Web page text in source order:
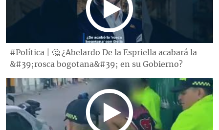
#Política | 🤔 ¿Abelardo De la Espriella acabará la
&#39;rosca bogotana&#39; en su Gobierno?